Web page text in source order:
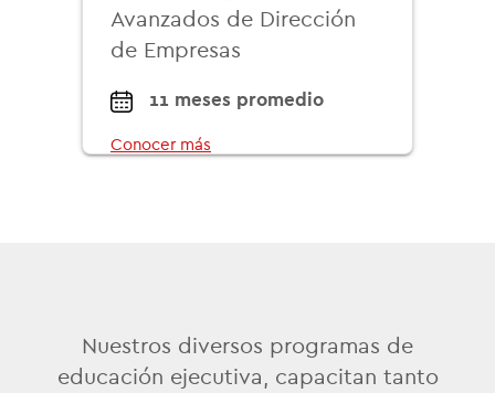
Avanzados de Dirección
de Empresas
11 meses promedio
Conocer más
Nuestros diversos programas de
educación ejecutiva, capacitan tanto